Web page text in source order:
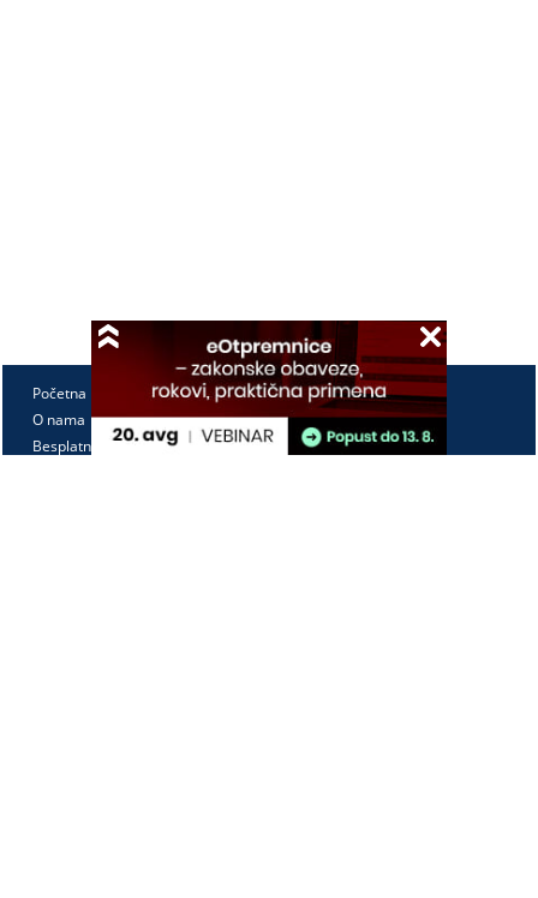
Početna
O nama
Besplatno